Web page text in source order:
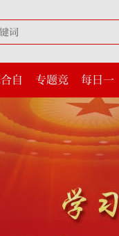
自
测
专题竞
赛
每日一
题